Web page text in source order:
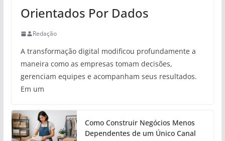
Orientados Por Dados
Redação
A transformação digital modificou profundamente a
maneira como as empresas tomam decisões,
gerenciam equipes e acompanham seus resultados.
Em um
Como Construir Negócios Menos
Dependentes de um Único Canal